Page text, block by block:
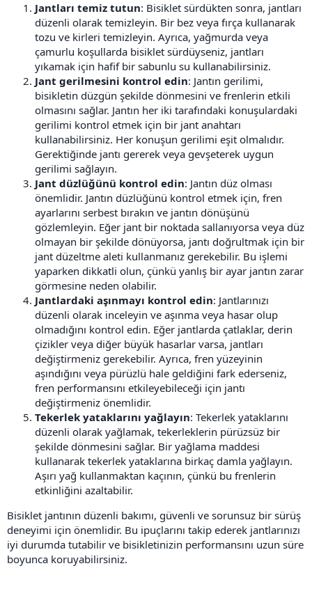
Jantları temiz tutun: Bisiklet sürdükten sonra, jantları
düzenli olarak temizleyin. Bir bez veya fırça kullanarak
tozu ve kirleri temizleyin. Ayrıca, yağmurda veya
çamurlu koşullarda bisiklet sürdüyseniz, jantları
yıkamak için hafif bir sabunlu su kullanabilirsiniz.
Jant gerilmesini kontrol edin: Jantın gerilimi,
bisikletin düzgün şekilde dönmesini ve frenlerin etkili
olmasını sağlar. Jantın her iki tarafındaki konuşulardaki
gerilimi kontrol etmek için bir jant anahtarı
kullanabilirsiniz. Her konuşun gerilimi eşit olmalıdır.
Gerektiğinde jantı gererek veya gevşeterek uygun
gerilimi sağlayın.
Jant düzlüğünü kontrol edin: Jantın düz olması
önemlidir. Jantın düzlüğünü kontrol etmek için, fren
ayarlarını serbest bırakın ve jantın dönüşünü
gözlemleyin. Eğer jant bir noktada sallanıyorsa veya düz
olmayan bir şekilde dönüyorsa, jantı doğrultmak için bir
jant düzeltme aleti kullanmanız gerekebilir. Bu işlemi
yaparken dikkatli olun, çünkü yanlış bir ayar jantın zarar
görmesine neden olabilir.
Jantlardaki aşınmayı kontrol edin: Jantlarınızı
düzenli olarak inceleyin ve aşınma veya hasar olup
olmadığını kontrol edin. Eğer jantlarda çatlaklar, derin
çizikler veya diğer büyük hasarlar varsa, jantları
değiştirmeniz gerekebilir. Ayrıca, fren yüzeyinin
aşındığını veya pürüzlü hale geldiğini fark ederseniz,
fren performansını etkileyebileceği için jantı
değiştirmeniz önemlidir.
Tekerlek yataklarını yağlayın: Tekerlek yataklarını
düzenli olarak yağlamak, tekerleklerin pürüzsüz bir
şekilde dönmesini sağlar. Bir yağlama maddesi
kullanarak tekerlek yataklarına birkaç damla yağlayın.
Aşırı yağ kullanmaktan kaçının, çünkü bu frenlerin
etkinliğini azaltabilir.
Bisiklet jantının düzenli bakımı, güvenli ve sorunsuz bir sürüş
deneyimi için önemlidir. Bu ipuçlarını takip ederek jantlarınızı
iyi durumda tutabilir ve bisikletinizin performansını uzun süre
boyunca koruyabilirsiniz.